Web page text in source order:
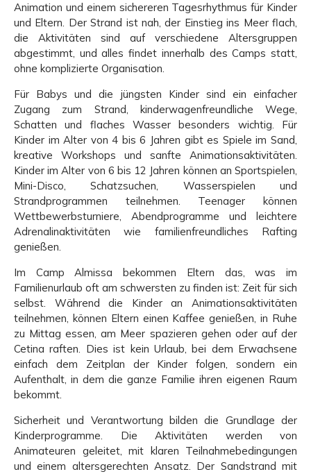
Animation und einem sichereren Tagesrhythmus für Kinder
und Eltern. Der Strand ist nah, der Einstieg ins Meer flach,
die Aktivitäten sind auf verschiedene Altersgruppen
abgestimmt, und alles findet innerhalb des Camps statt,
ohne komplizierte Organisation.
Für Babys und die jüngsten Kinder sind ein einfacher
Zugang zum Strand, kinderwagenfreundliche Wege,
Schatten und flaches Wasser besonders wichtig. Für
Kinder im Alter von 4 bis 6 Jahren gibt es Spiele im Sand,
kreative Workshops und sanfte Animationsaktivitäten.
Kinder im Alter von 6 bis 12 Jahren können an Sportspielen,
Mini-Disco, Schatzsuchen, Wasserspielen und
Strandprogrammen teilnehmen. Teenager können
Wettbewerbsturniere, Abendprogramme und leichtere
Adrenalinaktivitäten wie familienfreundliches Rafting
genießen.
Im Camp Almissa bekommen Eltern das, was im
Familienurlaub oft am schwersten zu finden ist: Zeit für sich
selbst. Während die Kinder an Animationsaktivitäten
teilnehmen, können Eltern einen Kaffee genießen, in Ruhe
zu Mittag essen, am Meer spazieren gehen oder auf der
Cetina raften. Dies ist kein Urlaub, bei dem Erwachsene
einfach dem Zeitplan der Kinder folgen, sondern ein
Aufenthalt, in dem die ganze Familie ihren eigenen Raum
bekommt.
Sicherheit und Verantwortung bilden die Grundlage der
Kinderprogramme. Die Aktivitäten werden von
Animateuren geleitet, mit klaren Teilnahmebedingungen
und einem altersgerechten Ansatz. Der Sandstrand mit